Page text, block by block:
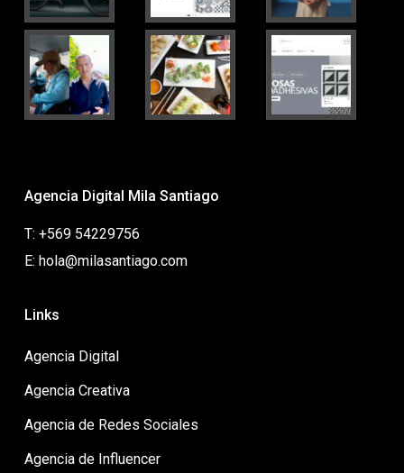
Agencia Digital Mila Santiago
T: +569 54229756
E: hola@milasantiago.com
Links
Agencia Digital
Agencia Creativa
Agencia de Redes Sociales
Agencia de Influencer